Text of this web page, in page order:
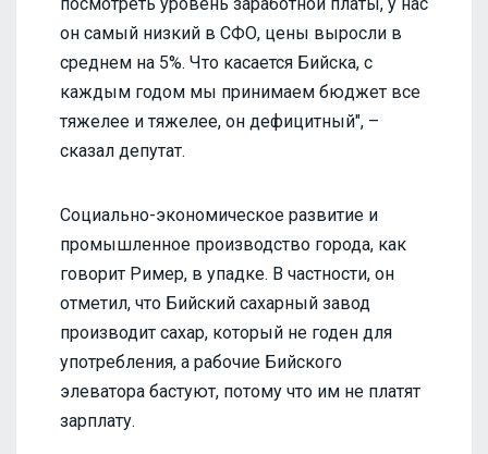
он самый низкий в СФО, цены выросли в
среднем на 5%. Что касается Бийска, с
каждым годом мы принимаем бюджет все
тяжелее и тяжелее, он дефицитный", –
сказал депутат.
Социально-экономическое развитие и
промышленное производство города, как
говорит Ример, в упадке. В частности, он
отметил, что Бийский сахарный завод
производит сахар, который не годен для
употребления, а рабочие Бийского
элеватора бастуют, потому что им не платят
зарплату.